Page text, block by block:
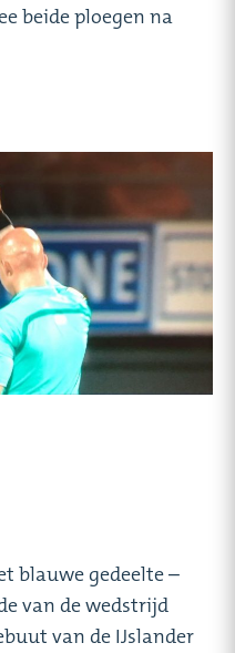
beide ploegen na
blauwe gedeelte –
van de wedstrijd
van de IJslander